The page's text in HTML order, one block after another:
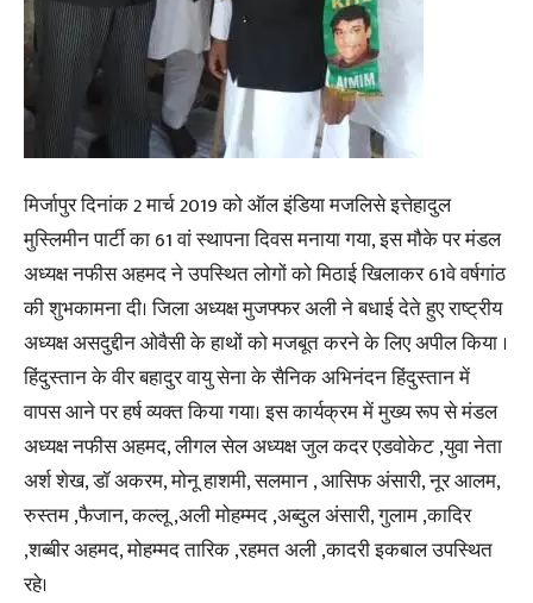
मिर्जापुर दिनांक 2 मार्च 2019 को ऑल इंडिया मजलिसे इत्तेहादुल
मुस्लिमीन पार्टी का 61 वां स्थापना दिवस मनाया गया, इस मौके पर मंडल
अध्यक्ष नफीस अहमद ने उपस्थित लोगों को मिठाई खिलाकर 61वे वर्षगांठ
की शुभकामना दी। जिला अध्यक्ष मुजफ्फर अली ने बधाई देते हुए राष्ट्रीय
अध्यक्ष असदुद्दीन ओवैसी के हाथों को मजबूत करने के लिए अपील किया ।
हिंदुस्तान के वीर बहादुर वायु सेना के सैनिक अभिनंदन हिंदुस्तान में
वापस आने पर हर्ष व्यक्त किया गया। इस कार्यक्रम में मुख्य रूप से मंडल
अध्यक्ष नफीस अहमद, लीगल सेल अध्यक्ष जुल कदर एडवोकेट ,युवा नेता
अर्श शेख, डॉ अकरम, मोनू हाशमी, सलमान , आसिफ अंसारी, नूर आलम,
रुस्तम ,फैजान, कल्लू ,अली मोहम्मद ,अब्दुल अंसारी, गुलाम ,कादिर
,शब्बीर अहमद, मोहम्मद तारिक ,रहमत अली ,कादरी इकबाल उपस्थित
रहे।